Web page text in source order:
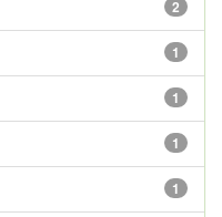
2
1
1
1
1